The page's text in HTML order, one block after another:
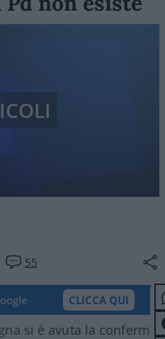
55
CLICCA QUI
si è avuta la conferma